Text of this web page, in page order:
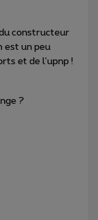
constructeur
est un peu
et de l'upnp !
?